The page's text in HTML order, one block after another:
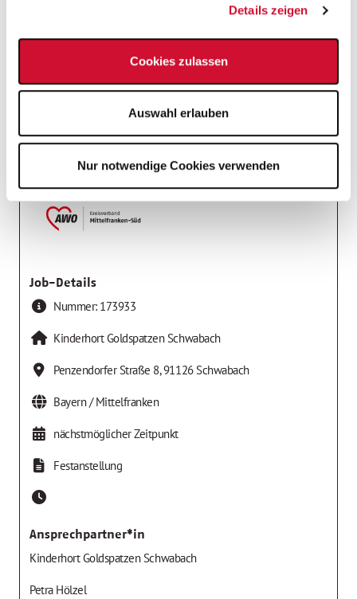
Details zeigen
Cookies zulassen
Auswahl erlauben
Nur notwendige Cookies verwenden
Einsatzort
Kinderpfleger*in
Einrichtungen für Kinder und Jugendliche
AWO Kreisverband Mittelfranken-Süd e.V.
Job-Details
Nummer: 173933
Kinderhort Goldspatzen Schwabach
Penzendorfer Straße 8,91126Schwabach
Bayern / Mittelfranken
nächstmöglicher Zeitpunkt
Festanstellung
Ansprechpartner*in
Kinderhort Goldspatzen Schwabach
Petra Hölzel